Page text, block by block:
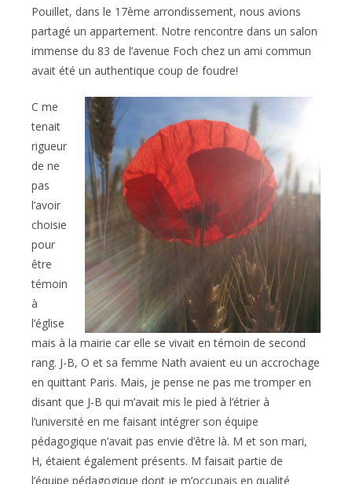
Pouillet, dans le 17ème arrondissement, nous avions
partagé un appartement. Notre rencontre dans un salon
immense du 83 de l’avenue Foch chez un ami commun
avait été un authentique coup de foudre!
C me
tenait
rigueur
de ne
pas
l’avoir
choisie
pour
être
témoin
à
l’église
mais à la mairie car elle se vivait en témoin de second
rang. J-B, O et sa femme Nath avaient eu un accrochage
en quittant Paris. Mais, je pense ne pas me tromper en
disant que J-B qui m’avait mis le pied à l’étrier à
l’université en me faisant intégrer son équipe
pédagogique n’avait pas envie d’être là. M et son mari,
H, étaient également présents. M faisait partie de
l’équipe pédagogique dont je m’occupais en qualité